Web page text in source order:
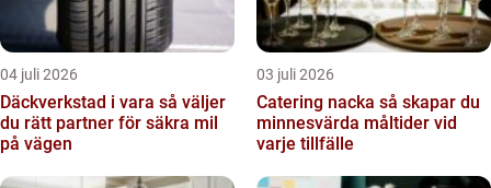
04 juli 2026
Däckverkstad i vara så väljer
du rätt partner för säkra mil
på vägen
03 juli 2026
Catering nacka så skapar du
minnesvärda måltider vid
varje tillfälle